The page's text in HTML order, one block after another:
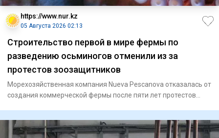
https://www.nur.kz
05 Августа 2026 02:13
Строительство первой в мире фермы по
разведению осьминогов отменили из за
протестов зоозащитников
Морехозяйственная компания Nueva Pescanova отказалась от
создания коммерческой фермы после пяти лет протестов